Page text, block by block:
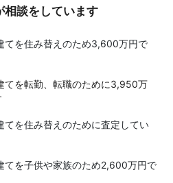
相談をしています
てを住み替えのため3,600万円で
てを転勤、転職のために3,950万
てを住み替えのために査定してい
てを子供や家族のため2,600万円で